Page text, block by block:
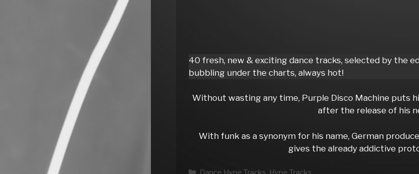
40 fresh, new & exciting dance tracks, selected by the
bubbling under the charts, always hot!
Without wasting any time, Purple Disco Machine puts
after the release of his
With funk as a synonym for his name, German
gives the already addictive
Kategorien